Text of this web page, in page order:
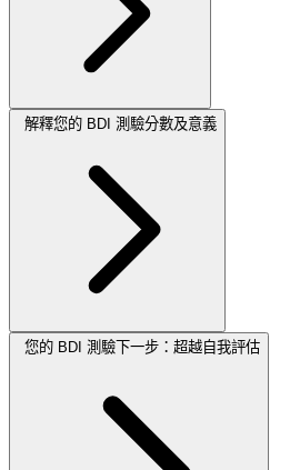
解釋您的 BDI 測驗分數及意義
您的 BDI 測驗下一步：超越自我評估